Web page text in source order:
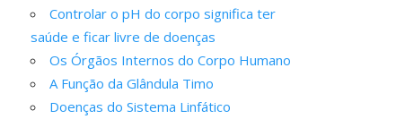
Controlar o pH do corpo significa ter
saúde e ficar livre de doenças
Os Órgãos Internos do Corpo Humano
A Função da Glândula Timo
Doenças do Sistema Linfático